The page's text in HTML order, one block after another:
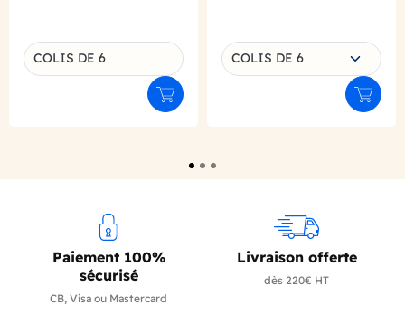
Déclinaison du produit
COLIS DE 6
Ajouter au panier
Choisissez une déclinaison
COLIS DE 6
Paiement 100%
sécurisé
CB, Visa ou Mastercard
Livraison offerte
dès 220€ HT